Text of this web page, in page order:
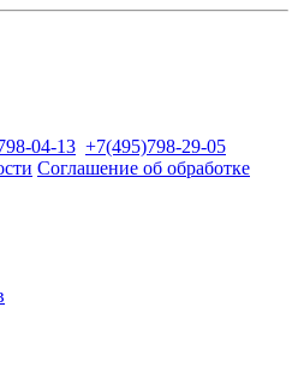
04-13 +7(495)798-29-05
Соглашение об обработке